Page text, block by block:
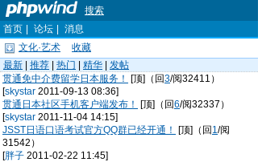
搜索
首页
论坛
消息
文化·艺术
收藏
最新
推荐 热门 精华
发帖
贯通免中介费留学日本服务！
[顶]（回3/阅32411）
[skystar 2011-09-13 08:36]
贯通日本社区手机客户端发布！
[顶]（回6/阅32337）
[skystar 2011-11-04 14:15]
JSST日语口语考试官方QQ群已经开通！
[顶]（回 1/阅
31542）
[胖子 2011-02-22 11:45]